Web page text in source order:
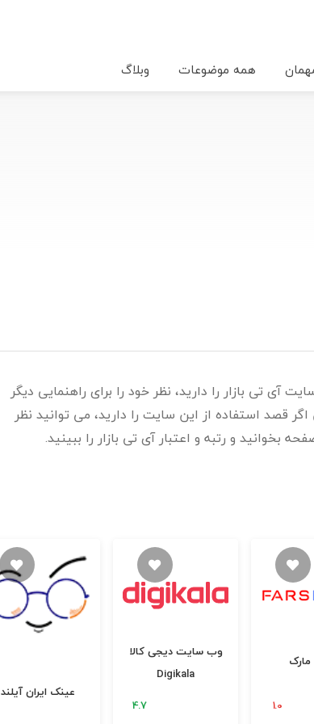
همه موضوعات وبلاگ
آی تی بازار را دارید، نظر خود را برای راهنمایی دیگر
قصد استفاده از این سایت را دارید، می توانید نظر
بخوانید و رتبه و اعتبار آی تی بازار را ببینید.
عینک ایران آیلند
وب سایت دیجی کالا
Digikala